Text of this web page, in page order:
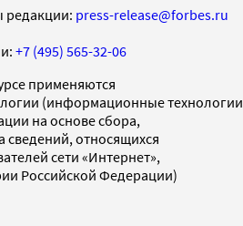
редакции: press-release@forbes.ru
+7 (495) 565-32-06
применяются
(информационные технологии
на основе сбора,
сведений, относящихся
сети «Интернет»,
Российской Федерации)